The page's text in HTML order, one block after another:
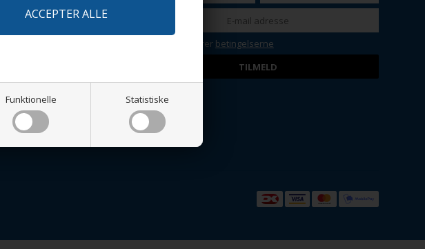
Funktionelle Statistiske
Jeg accepterer betingelserne